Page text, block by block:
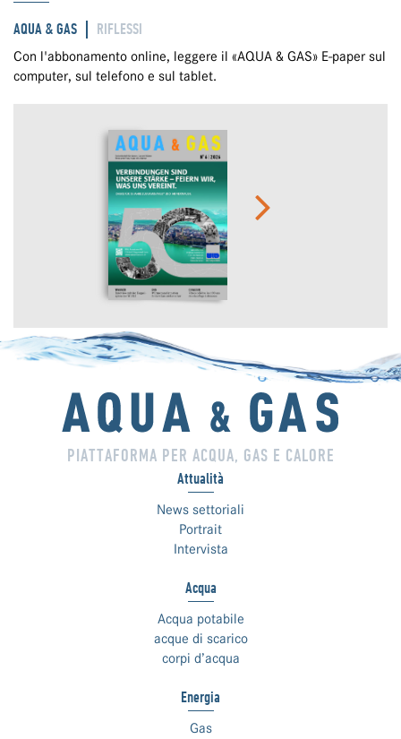
AQUA & GAS RIFLESSI
Con l'abbonamento online, leggere il «AQUA & GAS» E-paper sul
computer, sul telefono e sul tablet.
PIATTAFORMA PER ACQUA, GAS E CALORE
Attualità
News settoriali
Portrait
Intervista
Acqua
Acqua potabile
acque di scarico
corpi d’acqua
Energia
Gas